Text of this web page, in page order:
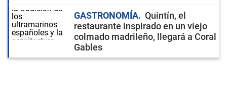
GASTRONOMÍA
Quintín, el
restaurante inspirado en un viejo
colmado madrileño, llegará a Coral
Gables